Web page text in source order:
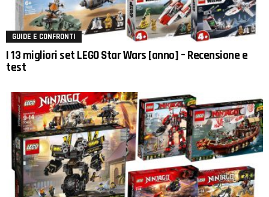
GUIDE E CONFRONTI
I 13 migliori set LEGO Star Wars [anno] – Recensione e
test